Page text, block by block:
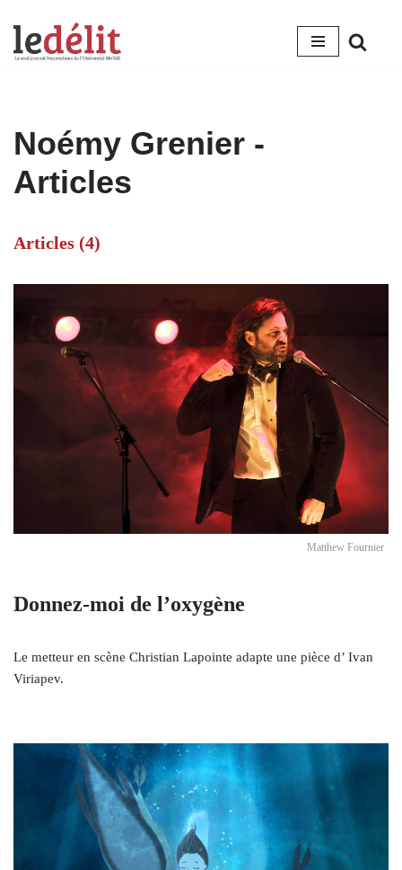
Aller
Noémy Grenier -
Articles
Articles (4)
Matthew Fournier
Donnez-moi de l’oxygène
Le metteur en scène Christian Lapointe adapte une pièce d’ Ivan
Viriapev.